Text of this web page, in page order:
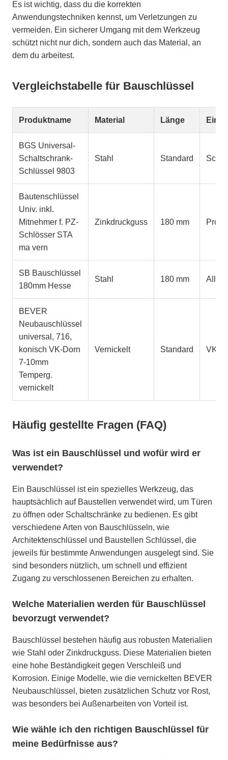
Es ist wichtig, dass du die korrekten
Anwendungstechniken kennst, um Verletzungen zu
vermeiden. Ein sicherer Umgang mit dem Werkzeug
schützt nicht nur dich, sondern auch das Material, an
dem du arbeitest.
Vergleichstabelle für Bauschlüssel
Produktname Material Länge
BGS Universal-
Schaltschrank-
Schlüssel 9803
Stahl Standard
Bautenschlüssel
Univ. inkl.
Mitnehmer f. PZ-
Schlösser STA
ma vern
Zinkdruckguss 180 mm
SB Bauschlüssel
180mm Hesse
Stahl 180 mm
BEVER
Neubauschlüssel
universal, 716,
konisch VK-Dorn
7-10mm
Temperg.
vernickelt
Vernickelt Standard VK-
Häufig gestellte Fragen (FAQ)
Was ist ein Bauschlüssel und wofür wird er
verwendet?
Ein Bauschlüssel ist ein spezielles Werkzeug, das
hauptsächlich auf Baustellen verwendet wird, um Türen
zu öffnen oder Schaltschränke zu bedienen. Es gibt
verschiedene Arten von Bauschlüsseln, wie
Architektenschlüssel und Baustellen Schlüssel, die
jeweils für bestimmte Anwendungen ausgelegt sind. Sie
sind besonders nützlich, um schnell und effizient
Zugang zu verschlossenen Bereichen zu erhalten.
Welche Materialien werden für Bauschlüssel
bevorzugt verwendet?
Bauschlüssel bestehen häufig aus robusten Materialien
wie Stahl oder Zinkdruckguss. Diese Materialien bieten
eine hohe Beständigkeit gegen Verschleiß und
Korrosion. Einige Modelle, wie die vernickelten BEVER
Neubauschlüssel, bieten zusätzlichen Schutz vor Rost,
was besonders bei Außenarbeiten von Vorteil ist.
Wie wähle ich den richtigen Bauschlüssel für
meine Bedürfnisse aus?